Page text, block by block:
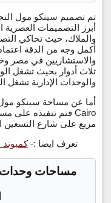
تم تصميم سينكو مول
أبرز التصميمات العصرية
والملاك، حيث تحاكي
أكمل وجه من الدقة
والاستشاريين في مصر
ثلاث أدوار بحيث تشغل
والوحدات الإدارية تشغل
مربع على شارع التسعين
تعرف ايضا :-
مساحات وحدات